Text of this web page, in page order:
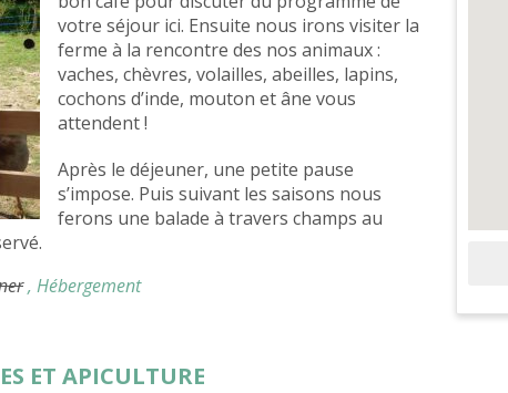
votre séjour ici. Ensuite nous irons visiter la
ferme à la rencontre des nos animaux :
vaches, chèvres, volailles, abeilles, lapins,
cochons d’inde, mouton et âne vous
attendent !
Après le déjeuner, une petite pause
s’impose. Puis suivant les saisons nous
ferons une balade à travers champs au
, Hébergement
ET APICULTURE